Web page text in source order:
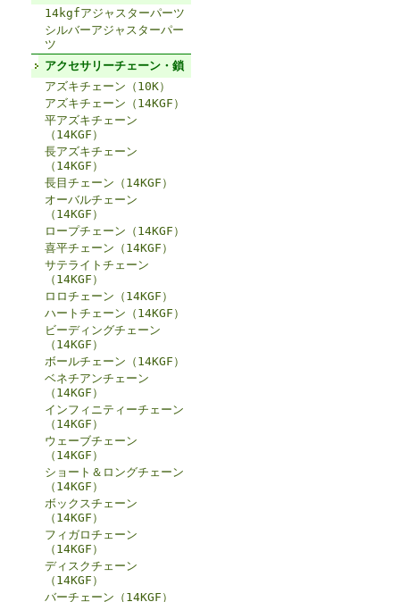
14kgfアジャスターパーツ
シルバーアジャスターパー
ツ
アクセサリーチェーン・鎖
アズキチェーン（10K）
アズキチェーン（14KGF）
平アズキチェーン
（14KGF）
長アズキチェーン
（14KGF）
長目チェーン（14KGF）
オーバルチェーン
（14KGF）
ロープチェーン（14KGF）
喜平チェーン（14KGF）
サテライトチェーン
（14KGF）
ロロチェーン（14KGF）
ハートチェーン（14KGF）
ビーディングチェーン
（14KGF）
ボールチェーン（14KGF）
ベネチアンチェーン
（14KGF）
インフィニティーチェーン
（14KGF）
ウェーブチェーン
（14KGF）
ショート＆ロングチェーン
（14KGF）
ボックスチェーン
（14KGF）
フィガロチェーン
（14KGF）
ディスクチェーン
（14KGF）
バーチェーン（14KGF）